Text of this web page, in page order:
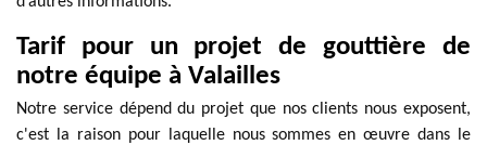
Tarif pour un projet de gouttière de
notre équipe à Valailles
Notre service dépend du projet que nos clients nous exposent,
c'est la raison pour laquelle nous sommes en œuvre dans le